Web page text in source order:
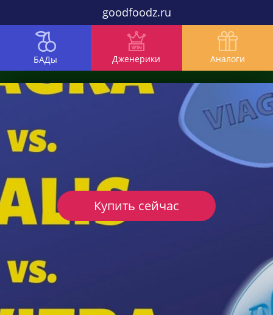
goodfoodz.ru
БАДы Дженерики Аналоги
Купить сейчас